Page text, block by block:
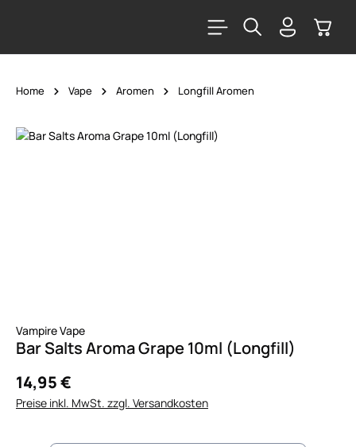
Home Vape Aromen Longfill Aromen
Bildergalerie überspringen
Vampire Vape
Bar Salts Aroma Grape 10ml (Longfill)
14,95 €
Preise inkl. MwSt. zzgl. Versandkosten